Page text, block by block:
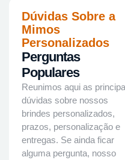
Dúvidas Sobre a
Mimos
Personalizados
Perguntas
Populares
Reunimos aqui as
dúvidas sobre nossos
brindes personalizados,
prazos, personalização e
entregas. Se ainda ficar
alguma pergunta, nosso